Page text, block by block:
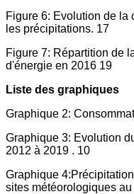
Figure 6: Evolution de la
les précipitations. 17
Figure 7: Répartition de
d'énergie en 2016 19
Liste des graphiques
Graphique 2:
Graphique 3: Evolution
2012 à 2019 . 10
Graphique
sites météorologiques au